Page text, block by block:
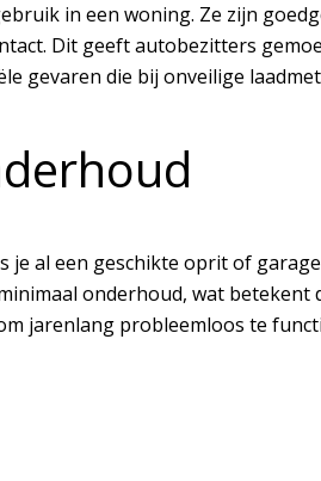
in een woning. Ze zijn
Dit geeft autobezitters
gevaren die bij onveilige
al een geschikte oprit of
onderhoud, wat
jarenlang probleemloos te